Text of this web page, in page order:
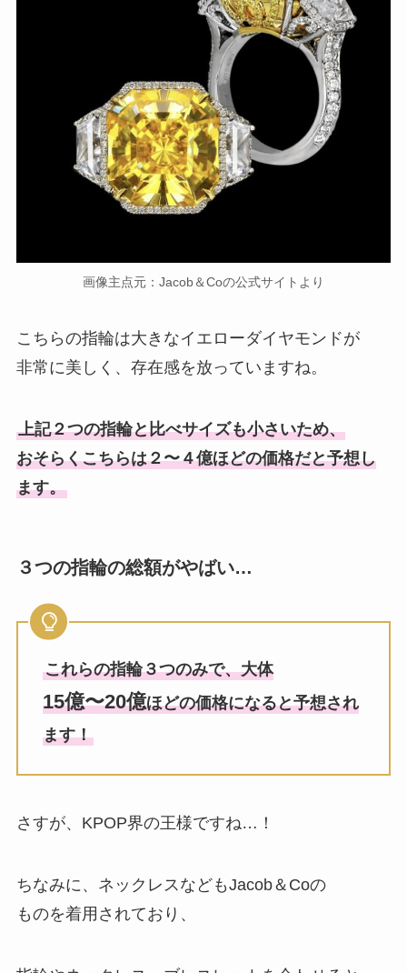
画像主点元：Jacob＆Coの公式サイトより
こちらの指輪は大きなイエローダイヤモンドが
非常に美しく、存在感を放っていますね。
上記２つの指輪と比べサイズも小さいため、
おそらくこちらは２〜４億ほどの価格だと予想し
ます。
３つの指輪の総額がやばい…
これらの指輪３つのみで、大体
15億〜20億ほどの価格になると予想され
ます！
さすが、KPOP界の王様ですね…！
ちなみに、ネックレスなどもJacob＆Coの
ものを着用されており、